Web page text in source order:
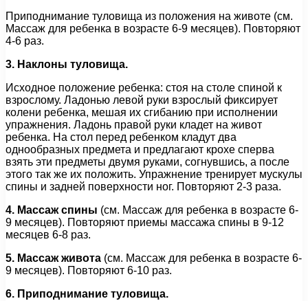
Приподнимание туловища из положения на животе (см.
Массаж для ребенка в возрасте 6-9 месяцев). Повторяют
4-6 раз.
3. Наклоны туловища.
Исходное положение ребенка: стоя на столе спиной к
взрослому. Ладонью левой руки взрослый фиксирует
колени ребенка, мешая их сгибанию при исполнении
упражнения. Ладонь правой руки кладет на живот
ребенка. На стол перед ребенком кладут два
однообразных предмета и предлагают крохе сперва
взять эти предметы двумя руками, согнувшись, а после
этого так же их положить. Упражнение тренирует мускулы
спины и задней поверхности ног. Повторяют 2-3 раза.
4. Массаж спины (см. Массаж для ребенка в возрасте 6-
9 месяцев). Повторяют приемы массажа спины в 9-12
месяцев 6-8 раз.
5. Массаж живота (см. Массаж для ребенка в возрасте 6-
9 месяцев). Повторяют 6-10 раз.
6. Приподнимание туловища.